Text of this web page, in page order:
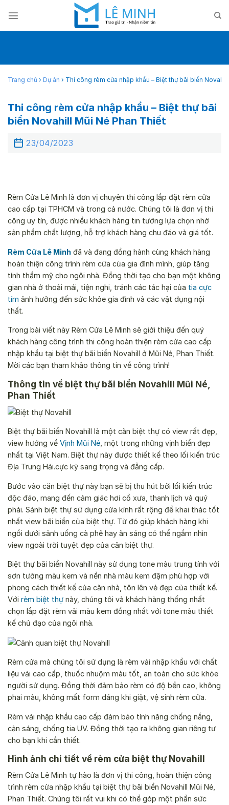
content
Trang chủ › Dự án › Thi công rèm cửa nhập khẩu – Biệt thự bãi biển
Thi công rèm cửa nhập khẩu – Biệt thự bãi
biển Novahill Mũi Né Phan Thiết
23/04/2023
Rèm Cửa Lê Minh là đơn vị chuyên thi công lắp đặt rèm cửa
cao cấp tại TPHCM và trong cả nước. Chúng tôi là đơn vị thi
công uy tín, được nhiều khách hàng tin tưởng lựa chọn nhờ
sản phẩm chất lượng, hỗ trợ khách hàng chu đáo và giá tốt.
Rèm Cửa Lê Minh đã và đang đồng hành cùng khách hàng
hoàn thiện công trình rèm cửa của gia đình mình, giúp tăng
tính thẩm mỹ cho ngôi nhà. Đồng thời tạo cho bạn một không
gian nhà ở thoải mái, tiện nghi, tránh các tác hại của tia cực
tím ảnh hưởng đến sức khỏe gia đình và các vật dụng nội
thất.
Trong bài viết này Rèm Cửa Lê Minh sẽ giới thiệu đến quý
khách hàng công trình thi công hoàn thiện rèm cửa cao cấp
nhập khẩu tại biệt thự bãi biển Novahill ở Mũi Né, Phan Thiết.
Mời các bạn tham khảo thông tin về công trình!
Thông tin về biệt thự bãi biển Novahill Mũi Né,
Phan Thiết
Biệt thự bãi biển Novahill là một căn biệt thự có view rất đẹp,
view hướng về Vịnh Mũi Né , một trong những vịnh biển đẹp
nhất tại Việt Nam. Biệt thự này được thiết kế theo lối kiến trúc
Địa Trung Hải.cực kỳ sang trọng và đẳng cấp.
Bước vào căn biệt thự này bạn sẽ bị thu hút bởi lối kiến trúc
độc đáo, mang đến cảm giác hơi cổ xưa, thanh lịch và quý
phái. Sảnh biệt thự sử dụng cửa kính rất rộng để khai thác tốt
nhất view bãi biển của biệt thự. Từ đó giúp khách hàng khi
ngồi dưới sảnh uống cà phê hay ăn sáng có thể ngắm nhìn
view ngoài trời tuyệt đẹp của căn biệt thự.
Biệt thự bãi biển Novahill này sử dụng tone màu trung tính với
sơn tường màu kem và nền nhà màu kem đậm phù hợp với
phong cách thiết kế của căn nhà, tôn lên vẻ đẹp của thiết kế.
Với rèm biệt thự này, chúng tôi và khách hàng thống nhất
chọn lắp đặt rèm vải màu kem đồng nhất với tone màu thiết
kế chủ đạo của ngôi nhà.
Rèm cửa mà chúng tôi sử dụng là rèm vải nhập khẩu với chất
liệu vải cao cấp, thuốc nhuộm màu tốt, an toàn cho sức khỏe
người sử dụng. Đồng thời đảm bảo rèm có độ bền cao, không
phai màu, không mất form dáng khi giặt, vệ sinh rèm cửa.
Rèm vải nhập khẩu cao cấp đảm bảo tính năng chống nắng,
cản sáng, chống tia UV. Đồng thời tạo ra không gian riêng tư
cho bạn khi cần thiết.
Hình ảnh chi tiết về rèm cửa biệt thự Novahill
Rèm Cửa Lê Minh tự hào là đơn vị thi công, hoàn thiện công
trình rèm cửa nhập khẩu tại biệt thự bãi biển Novahill Mũi Né,
Phan Thiết. Chúng tôi rất vui khi có thể góp một phần sức